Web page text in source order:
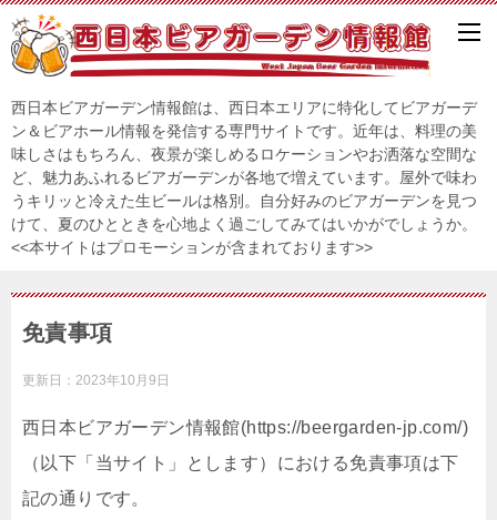
西日本ビアガーデン情報館は、西日本エリアに特化してビアガーデ
ン＆ビアホール情報を発信する専門サイトです。近年は、料理の美
味しさはもちろん、夜景が楽しめるロケーションやお洒落な空間な
ど、魅力あふれるビアガーデンが各地で増えています。屋外で味わ
うキリッと冷えた生ビールは格別。自分好みのビアガーデンを見つ
けて、夏のひとときを心地よく過ごしてみてはいかがでしょうか。
<<本サイトはプロモーションが含まれております>>
免責事項
更新日： 2023年10月9日
西日本ビアガーデン情報館(https://beergarden-jp.com/)
（以下「当サイト」とします）における免責事項は下
記の通りです。